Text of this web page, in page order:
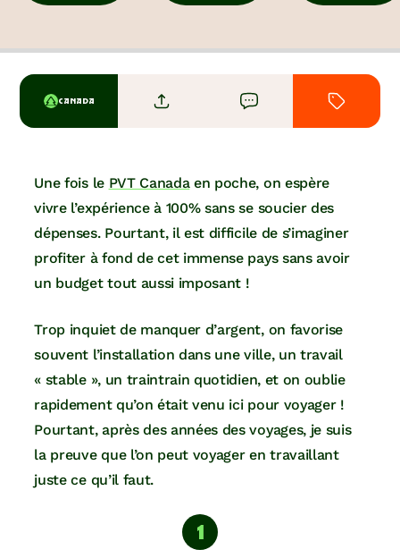
CANADA
Une fois le PVT Canadaen poche, on espère
vivre l’expérience à 100% sans se soucier des
dépenses. Pourtant, il est difficile de s’imaginer
profiter à fond de cet immense pays sans avoir
un budget tout aussi imposant !
Trop inquiet de manquer d’argent, on favorise
souvent l’installation dans une ville, un travail
« stable », un traintrain quotidien, et on oublie
rapidement qu’on était venu ici pour voyager !
Pourtant, après des années des voyages, je suis
la preuve que l’on peut voyager en travaillant
juste ce qu’il faut.